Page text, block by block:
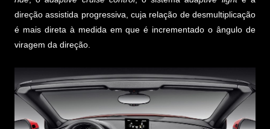
direção assistida progressiva, cuja relação de desmultiplicação
é mais direta à medida em que é incrementado o ângulo de
viragem da direção.